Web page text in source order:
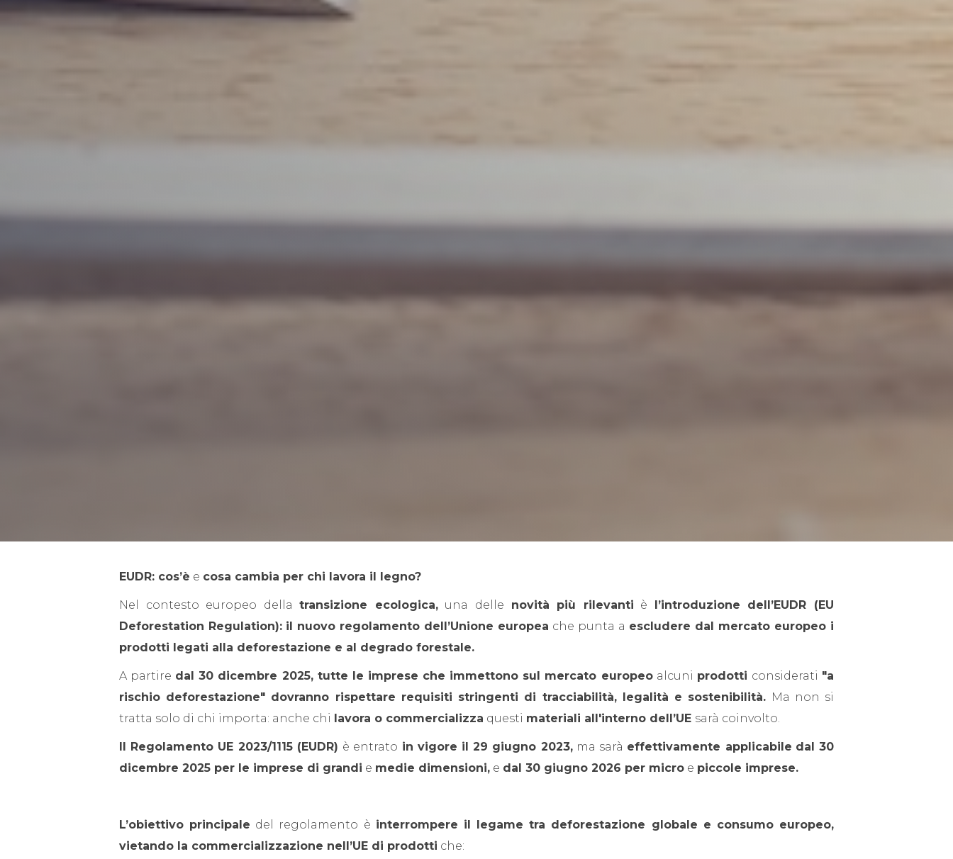
EUDR: cos’è e cosa cambia per chi lavora il legno?
Nel contesto europeo dellatransizione ecologica,una delle novità più rilevanti è l’introduzione dell’EUDR (EU
Deforestation Regulation): il nuovo regolamento dell’Unione europea che punta a escludere dal mercato europeo i
prodotti legati alla deforestazione e al degrado forestale.
A partire dal 30 dicembre 2025, tutte le imprese che immettono sul mercato europeoalcuni prodotti considerati "a
rischio deforestazione" dovranno rispettare requisiti stringenti di tracciabilità, legalità e sostenibilità. Ma non si
tratta solo di chi importa: anche chi lavora o commercializza questi materiali all'interno dell’UE sarà coinvolto.
Il Regolamento UE 2023/1115 (EUDR) è entrato in vigore il 29 giugno 2023,ma sarà effettivamente applicabile dal 30
dicembre 2025 per le imprese di grandi e medie dimensioni, e dal 30 giugno 2026 per micro e piccole imprese.
L’obiettivo principale del regolamento è interrompere il legame tra deforestazione globale e consumo europeo,
vietando la commercializzazione nell’UE di prodotti che: